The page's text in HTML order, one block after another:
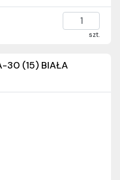
szt.
30 (15) BIAŁA